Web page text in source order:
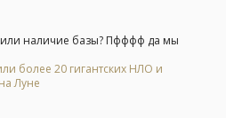
наличие базы? Пфффф да мы
более 20 гигантских НЛО и
Луне